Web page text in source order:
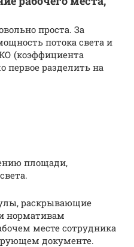
проста. За
потока света и
(коэффициента
первое разделить на
площади,
раскрывающие
нормативам
месте сотрудника
документе.